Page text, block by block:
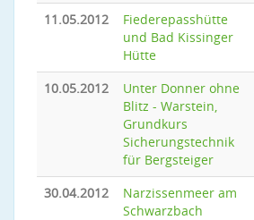
11.05.2012
Fiederepasshütte
und Bad Kissinger
Hütte
10.05.2012
Unter Donner ohne
Blitz - Warstein,
Grundkurs
Sicherungstechnik
für Bergsteiger
30.04.2012
Narzissenmeer am
Schwarzbach